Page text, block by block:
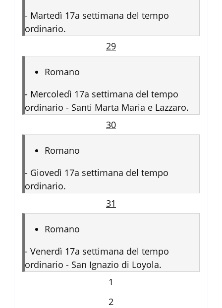
- Martedì 17a settimana del tempo
ordinario.
29
Romano
- Mercoledì 17a settimana del tempo
ordinario - Santi Marta Maria e Lazzaro.
30
Romano
- Giovedì 17a settimana del tempo
ordinario.
31
Romano
- Venerdì 17a settimana del tempo
ordinario - San Ignazio di Loyola.
1
2